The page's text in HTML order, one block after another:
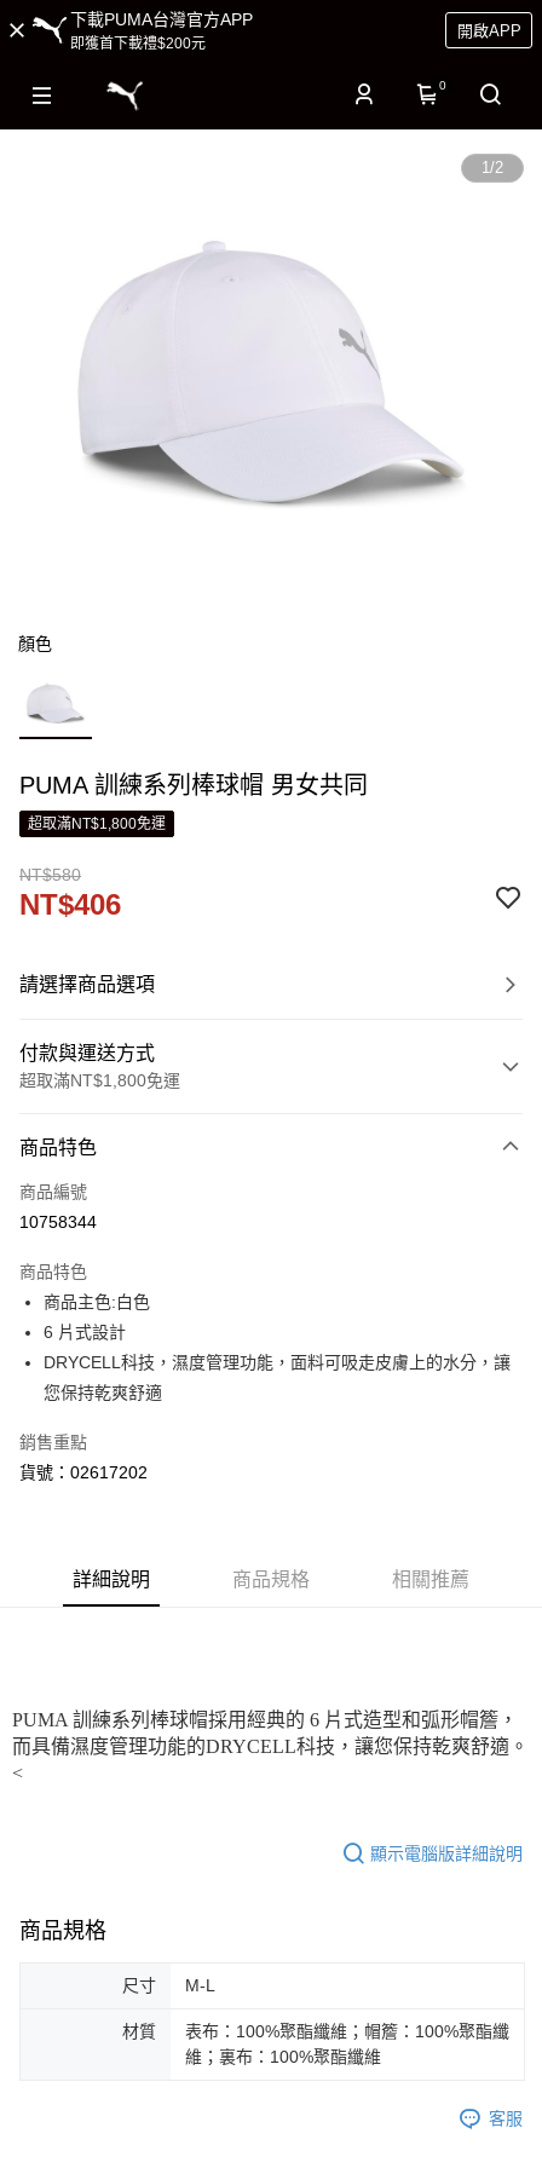
下載PUMA台灣官方APP
即獲首下載禮$200元
開啟APP
0
1/2
顏色
PUMA 訓練系列棒球帽 男女共同
超取滿NT$1,800免運
NT$580
NT$406
請選擇商品選項
付款與運送方式
超取滿NT$1,800免運
信用卡一次付款
LINE Pay
街口支付
悠遊付
Google Pay
貨到付款
付款後7-11取貨
每筆NT$150，滿NT$1,800(含以上)免運費
宅配貨到付款(離島恕不配送)
商品特色
商品編號
10758344
商品特色
商品主色:白色
6 片式設計
DRYCELL科技，濕度管理功能，面料可吸走皮膚上的水分，讓
您保持乾爽舒適
銷售重點
貨號：02617202
詳細說明 商品規格 相關推薦
PUMA 訓練系列棒球帽採用經典的 6 片式造型和弧形帽簷，
而具備濕度管理功能的DRYCELL科技，讓您保持乾爽舒適。
<
顯示電腦版詳細說明
商品規格
尺寸 M-L
材質
表布：100%聚酯纖維；帽簷：100%聚酯纖
維；裏布：100%聚酯纖維
客服